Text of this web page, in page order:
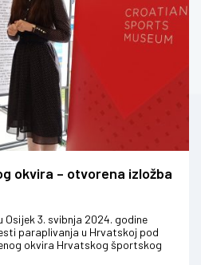
okvira – otvorena izložba
3. svibnja 2024. godine
paraplivanja u Hrvatskoj pod
okvira Hrvatskog športskog